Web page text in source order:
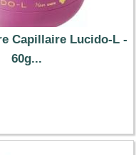
Capillaire Lucido-L -
60g...